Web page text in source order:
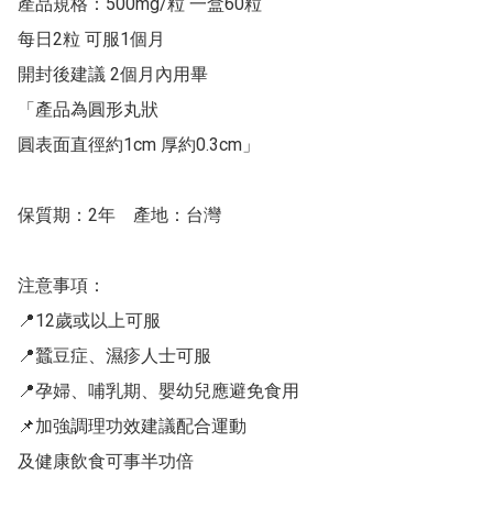
每日2粒 可服1個月
開封後建議 2個月內用畢
「產品為圓形丸狀
圓表面直徑約1cm 厚約0.3cm」
保質期：2年    產地：台灣
注意事項：
📍12歲或以上可服
📍蠶豆症、濕疹人士可服
📍孕婦、哺乳期、嬰幼兒應避免食用
📌加強調理功效建議配合運動
及健康飲食可事半功倍